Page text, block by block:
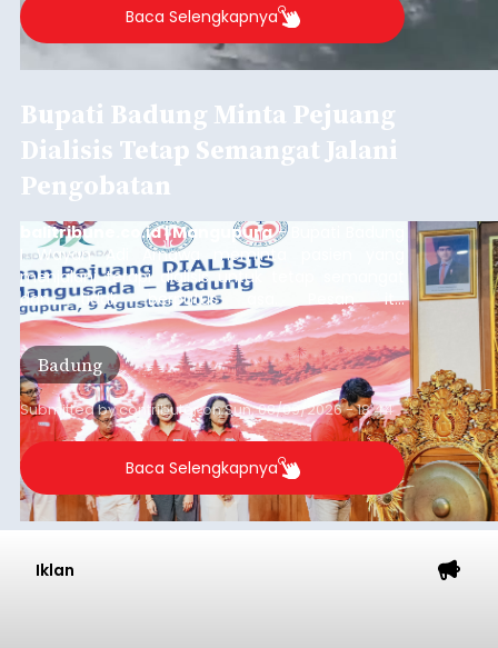
Baca Selengkapnya
Bupati Badung Minta Pejuang
Dialisis Tetap Semangat Jalani
Pengobatan
balitribune.co.id | Mangupura- Bupati Badung
I Wayan Adi Arnawa meminta pasien yang
menjalani terapi dialisis untuk tetap semangat
dan tidak berputus asa. Pesan itu
disampaikannya saat menghadiri Sarasehan
Pejuang Dialisis yang digelar RSD Mangusada di
Ruang Kertha Gosana, Puspem Badung, Minggu
(9/8/2026).
Badung
Submitted bycontributoronSun, 08/09/2026 - 18:44
Baca Selengkapnya
Iklan